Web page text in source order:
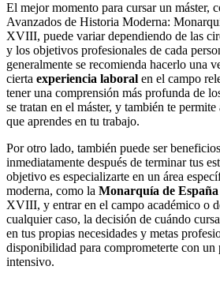
El mejor momento para cursar un máster,
Avanzados de Historia Moderna:
XVIII, puede variar dependiendo de las
y los objetivos profesionales de cada
generalmente se recomienda hacerlo una
cierta experiencia laboral en el campo
tener una comprensión más profunda de
se tratan en el máster, y también te
que aprendes en tu trabajo.
Por otro lado, también puede ser
inmediatamente después de terminar tus
objetivo es especializarte en un área
moderna, como la Monarquía de España
XVIII, y entrar en el campo académico o
cualquier caso, la decisión de cuándo
en tus propias necesidades y metas
disponibilidad para comprometerte con un
intensivo.